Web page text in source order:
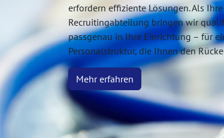
erfordern effiziente Lösungen. Als
Recruitingabteilung bringen wir
passgenau in Ihre Einrichtung – für
Personalstruktur, die Ihnen den
Mehr erfahren